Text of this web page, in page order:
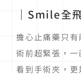
｜Smile全
擔心止痛藥只有
術前超緊張，
看到手術夾，更